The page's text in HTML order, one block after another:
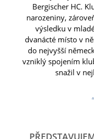
Bergischer HC.
narozeniny,
výsledku v
dvanácté místo v
do nejvyšší
vzniklý spojením
snažil v